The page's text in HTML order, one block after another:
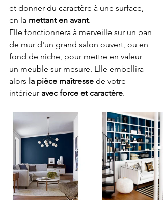
et donner du caractère à une surface,
en la mettant en avant.
Elle fonctionnera à merveille sur un pan
de mur d'un grand salon ouvert, ou en
fond de niche, pour mettre en valeur
un meuble sur mesure. Elle embellira
alors la pièce maîtresse de votre
intérieur avec force et caractère.